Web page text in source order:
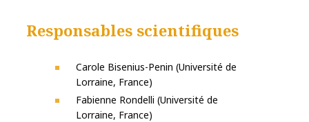
Responsables scientifiques
Carole Bisenius-Penin (Université de
Lorraine, France)
Fabienne Rondelli (Université de
Lorraine, France)